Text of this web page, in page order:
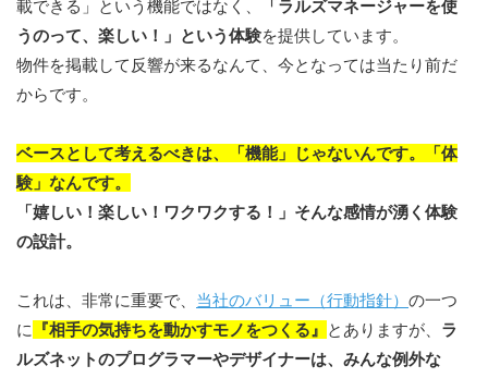
載できる」という機能ではなく、
「ラルズマネージャーを使
うのって、楽しい！」という体験を提供しています。
物件を掲載して反響が来るなんて、今となっては当たり前だ
からです。
ベースとして考えるべきは、「機能」じゃないんです。「体
験」なんです。
「嬉しい！楽しい！ワクワクする！」そんな感情が湧く体験
の設計。
これは、非常に重要で、 当社のバリュー（行動指針） の一つ
に
『相手の気持ちを動かすモノをつくる』 とありますが、 ラ
ルズネットのプログラマーやデザイナーは、みんな例外な